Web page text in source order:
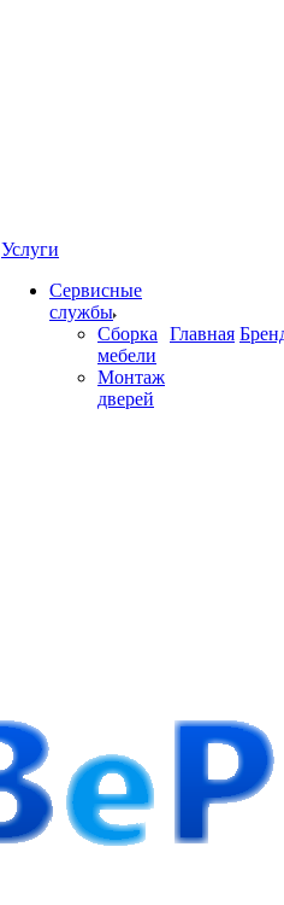
Услуги
Сервисные
службы
Сборка
мебели
Монтаж
дверей
Главная